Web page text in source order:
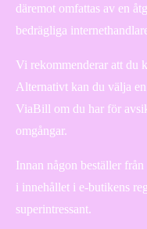
däremot omfattas av en
bedrägliga
Vi rekommenderar att du
Alternativt kan du välja
ViaBill om du har för
omgångar.
Innan någon beställer
i innehållet i e-butikens
superintressant.